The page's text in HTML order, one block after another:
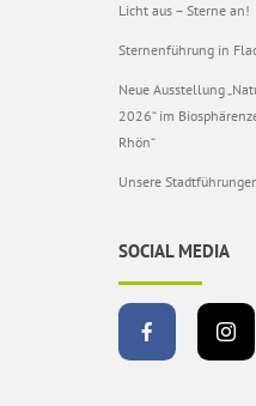
Licht aus – Sterne an!
Sternenführung in
Neue Ausstellung
2026“ im
Rhön“
Unsere
SOCIAL MEDIA